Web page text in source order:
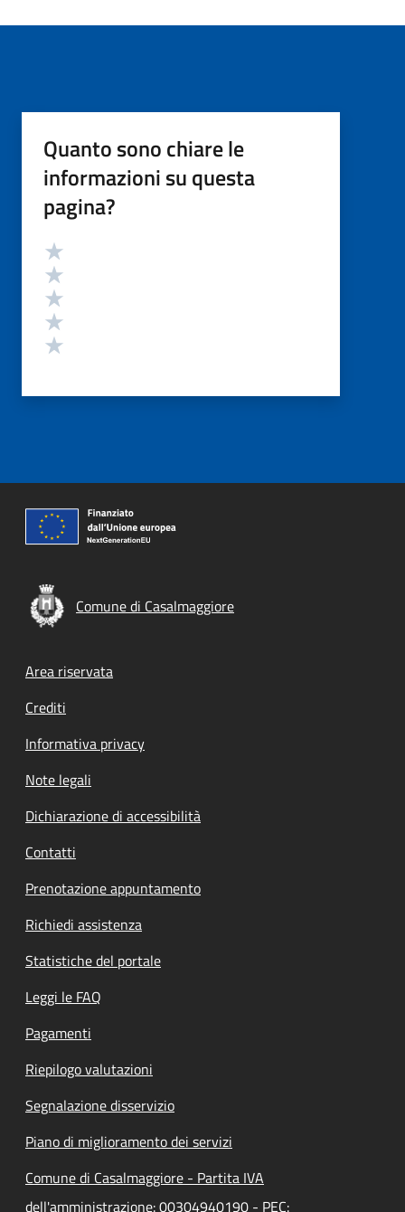
Quanto sono chiare le
informazioni su questa
pagina?
Valutazione
Comune di Casalmaggiore
Footer menu
Area riservata
Crediti
Informativa privacy
Note legali
Dichiarazione di accessibilità
Contatti
Prenotazione appuntamento
Richiedi assistenza
Statistiche del portale
Leggi le FAQ
Pagamenti
Riepilogo valutazioni
Segnalazione disservizio
Piano di miglioramento dei servizi
Comune di Casalmaggiore - Partita IVA
dell'amministrazione: 00304940190 - PEC: